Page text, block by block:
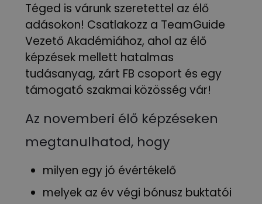
Téged is várunk szeretettel az élő
adásokon! Csatlakozz a TeamGuide
Vezető Akadémiához, ahol az élő
képzések mellett hatalmas
tudásanyag, zárt FB csoport és egy
támogató szakmai közösség vár!
Az novemberi élő képzéseken
megtanulhatod, hogy
milyen egy jó évértékelő
melyek az év végi bónusz buktatói